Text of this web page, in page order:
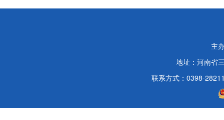
主
地址：河南省
联系方式：0398-